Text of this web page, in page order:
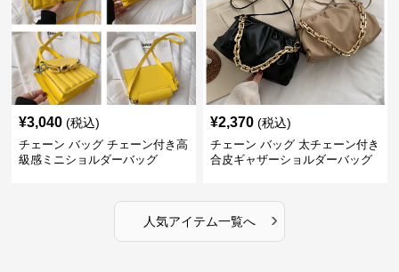
¥3,040 (税込)
チェーン バッグ チェーン付き高
級感ミニショルダーバッグ
¥2,370 (税込)
チェーン バッグ 太チェーン付き
合皮ギャザーショルダーバッグ
人気アイテム一覧へ ›